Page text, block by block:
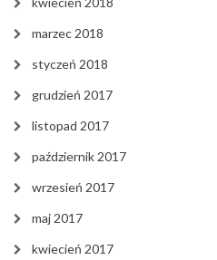
marzec 2018
styczeń 2018
grudzień 2017
listopad 2017
październik 2017
wrzesień 2017
maj 2017
kwiecień 2017